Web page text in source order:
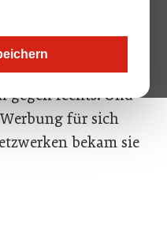
mit einer cleveren
gegen rechts. Und
für sich
bekam sie